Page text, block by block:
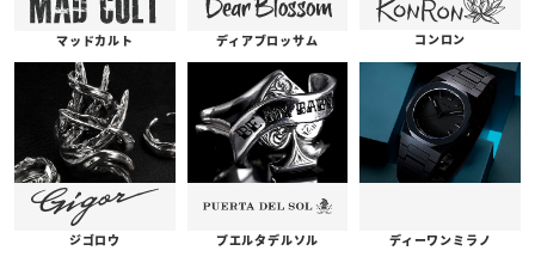
マッドカルト ディアブロッサム コンロン
ジゴロウ プエルタデルソル ディーワンミラノ